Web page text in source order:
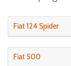
Fiat 124 Spider
Fiat 500